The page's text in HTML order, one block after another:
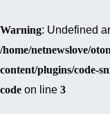
Warning: Undefined
/home/netnewslove/
content/plugins/code-
code on line 3